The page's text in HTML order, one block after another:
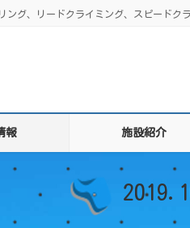
グ、リードクライミング、スピードク
報 施設紹介